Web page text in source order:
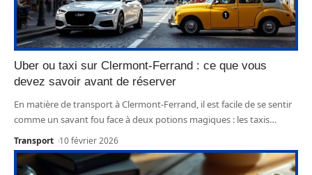
Uber ou taxi sur Clermont-Ferrand : ce que vous
devez savoir avant de réserver
En matière de transport à Clermont-Ferrand, il est facile de se sentir
comme un savant fou face à deux potions magiques : les taxis…
Transport 10 février 2026